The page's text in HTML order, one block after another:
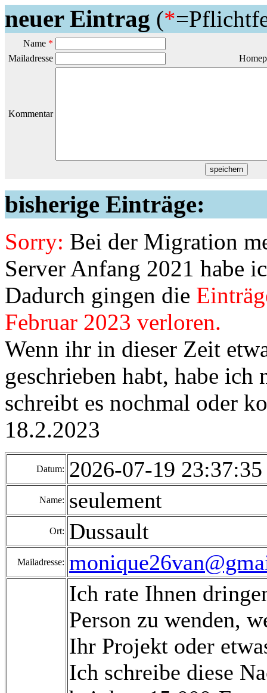
neuer Eintrag (*
Name *
Mailadresse
Kommentar
bisherige Einträge:
Sorry: Bei der Migration
Server Anfang 2021 habe
Dadurch gingen die
Februar 2023 verloren.
Wenn ihr in dieser Zeit
geschrieben habt, habe
schreibt es nochmal oder
18.2.2023
Datum: 2026-07-19
Name: seulement
Ort: Dussault
Mailadresse:
Ich rate Ihnen
Person zu wenden,
Ihr Projekt oder
Ich schreibe diese